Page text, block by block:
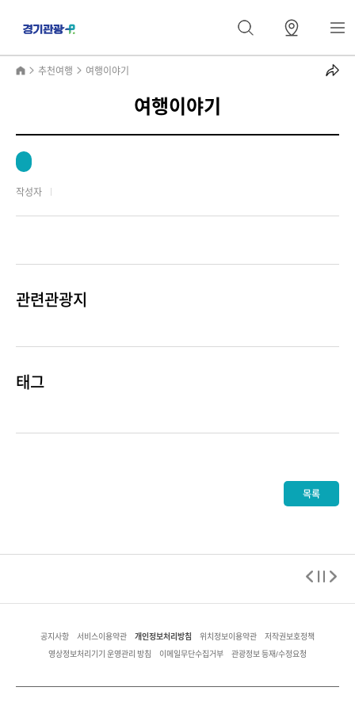
추천여행 여행이야기
여행이야기
작성자
관련관광지
태그
목록
공지사항 서비스이용약관 개인정보처리방침 위치정보이용약관 저작권보호정책
영상정보처리기기 운영관리 방침 이메일무단수집거부 관광정보 등재/수정요청